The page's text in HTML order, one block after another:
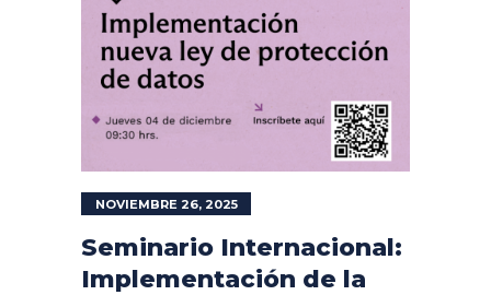
NOVIEMBRE 26, 2025
Seminario Internacional:
Implementación de la